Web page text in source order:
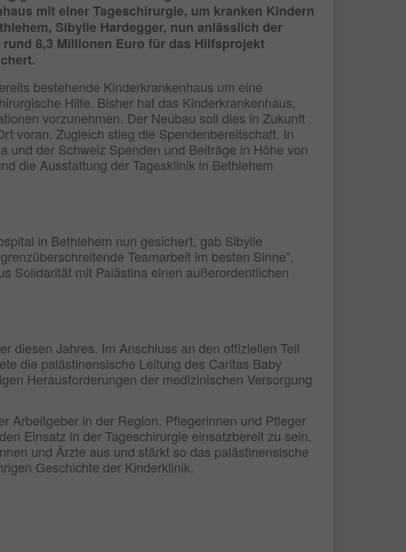
mit einer Tageschirurgie, um kranken Kindern
Sibylle Hardegger, nun anlässlich der
8,3 Millionen Euro für das Hilfsprojekt
bestehende Kinderkrankenhaus um eine
Hilfe. Bisher hat das Kinderkrankenhaus,
vorzunehmen. Der Neubau soll dies in Zukunft
voran. Zugleich stieg die Spendenbereitschaft. In
und der Schweiz Spenden und Beiträge in Höhe von
die Ausstattung der Tagesklinik in Bethlehem
in Bethlehem nun gesichert, gab Sibylle
Teamarbeit im besten Sinneˮ,
Solidarität mit Palästina einen außerordentlichen
diesen Jahres. Im Anschluss an den offiziellen Teil
die palästinensische Leitung des Caritas Baby
Herausforderungen der medizinischen Versorgung
Arbeitgeber in der Region. Pflegerinnen und Pfleger
Einsatz in der Tageschirurgie einsatzbereit zu sein.
und Ärzte aus und stärkt so das palästinensische
Geschichte der Kinderklinik.